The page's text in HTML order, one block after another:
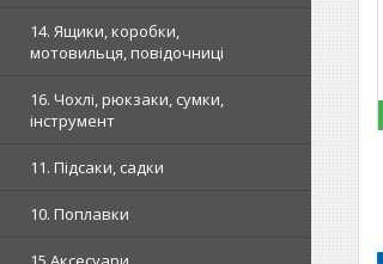
14. Ящики, коробки,
мотовильця, повідочниці
16. Чохлі, рюкзаки, сумки,
інструмент
11. Підсаки, садки
10. Поплавки